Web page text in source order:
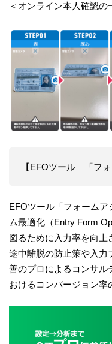
＜オンライン本人確認の
【EFOツール 「フォ
EFOツール「フォーム
ム最適化（Entry Form
図るために入力率を向上
途中離脱の防止策や入力
善のプロによるコンサル
おけるコンバージョン率